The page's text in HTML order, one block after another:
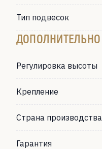
Тип подвесок
ДОПОЛНИТЕЛЬНО
Регулировка высоты
Крепление
Страна производства
Гарантия